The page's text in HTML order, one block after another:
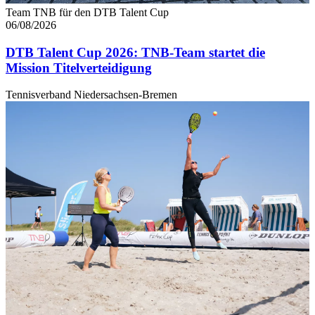
Team TNB für den DTB Talent Cup
06/08/2026
DTB Talent Cup 2026: TNB-Team startet die
Mission Titelverteidigung
Tennisverband Niedersachsen-Bremen